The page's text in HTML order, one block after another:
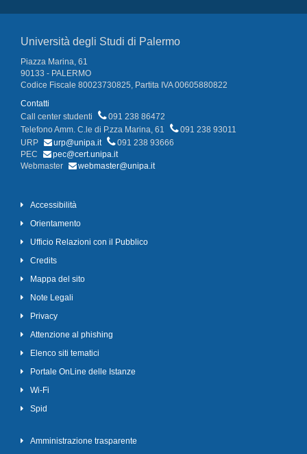
Università degli Studi di Palermo
Piazza Marina, 61
90133 - PALERMO
Codice Fiscale 80023730825, Partita IVA 00605880822
Contatti
Call center studenti
091 238 86472
Telefono Amm. C.le di P.zza Marina, 61
091 238 93011
URP
urp@unipa.it
091 238 93666
PEC
pec@cert.unipa.it
Webmaster
webmaster@unipa.it
Accessibilità
Orientamento
Ufficio Relazioni con il Pubblico
Credits
Mappa del sito
Note Legali
Privacy
Attenzione al phishing
Elenco siti tematici
Portale OnLine delle Istanze
Wi-Fi
Spid
Amministrazione trasparente